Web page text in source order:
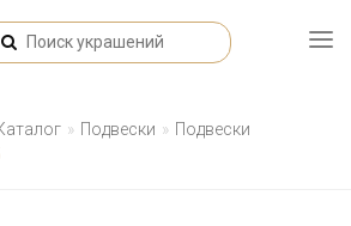
Подвески
Подвески